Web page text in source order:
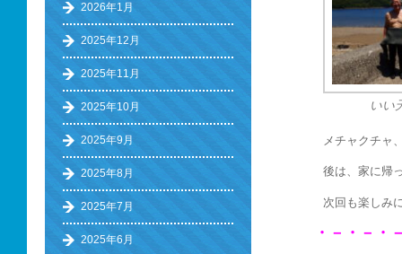
いい
メチャクチャ
後は、家に帰
次回も楽しみ
・－・－・
2026年1月
2025年12月
2025年11月
2025年10月
2025年9月
2025年8月
2025年7月
2025年6月